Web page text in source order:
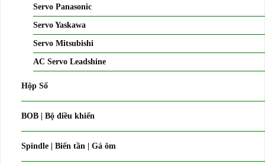
Servo Panasonic
Servo Yaskawa
Servo Mitsubishi
AC Servo Leadshine
Hộp Số
BOB | Bộ điều khiển
Spindle | Biến tần | Gá ôm